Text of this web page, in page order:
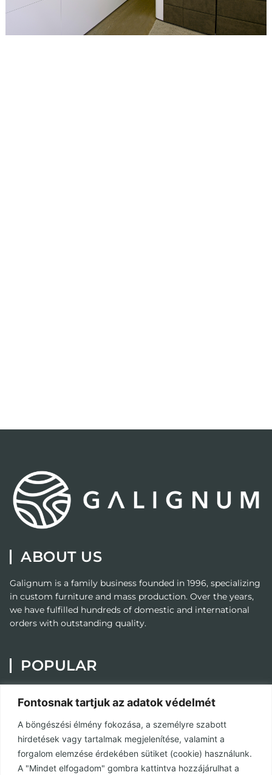
Fontosnak tartjuk az adatok védelmét
A böngészési élmény fokozása, a személyre szabott
hirdetések vagy tartalmak megjelenítése, valamint a
forgalom elemzése érdekében sütiket (cookie) használunk.
A "Mindet elfogadom" gombra kattintva hozzájárulhat a
ABOUT US
Galignum is a family business founded in 1996, specializing
in custom furniture and mass production. Over the years,
we have fulfilled hundreds of domestic and international
orders with outstanding quality.
POPULAR
Custom Furniture
Contact
Privacy Policy
Terms and Conditions